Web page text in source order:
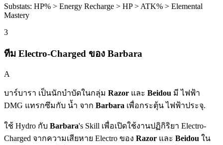
Substats: HP% > Energy Recharge > HP > ATK% > Elemental
Mastery
3
ทีม Electro-Charged ของ Barbara
A
บาร์บารา เป็นนักบำบัดในกลุ่ม Razor และ Beidou มีไฟฟ้า
DMG แทรกซึมกับ น้ำ จาก Barbara เพื่อกระตุ้นไฟฟ้าประจุ.
ใช้ Hydro กับ Barbara's Skill เพื่อเปิดใช้งานปฏิกิริยา Electro-
Charged จากความเสียหาย Electro ของ Razor และ Beidou ใน